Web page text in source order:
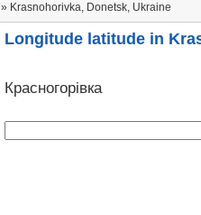
» Krasnohorivka, Donetsk, Ukraine
Longitude latitude in
Красногорівка